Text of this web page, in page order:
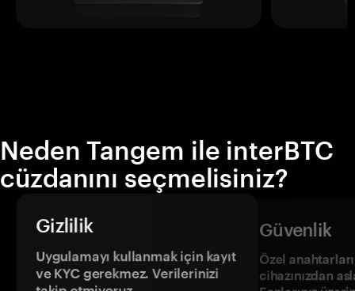
Neden Tangem ile interBTC
cüzdanını seçmelisiniz?
Gizlilik
Uygulamayı kullanmak için kayıt
ve KYC gerekmez. Verilerinizi
Güvenlik
Özel
cihazınızdan